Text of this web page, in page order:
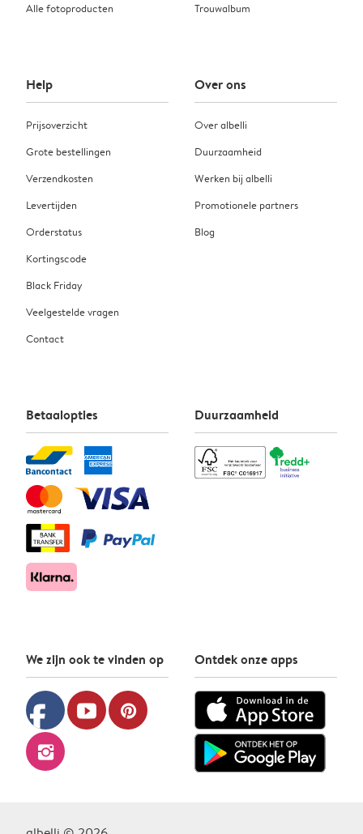
Alle fotoproducten
Trouwalbum
Help
Prijsoverzicht
Grote bestellingen
Verzendkosten
Levertijden
Orderstatus
Kortingscode
Black Friday
Veelgestelde vragen
Contact
Over ons
Over albelli
Duurzaamheid
Werken bij albelli
Promotionele partners
Blog
Betaalopties Duurzaamheid
We zijn ook te vinden op
facebook youtube pinterest
instagram
Ontdek onze apps